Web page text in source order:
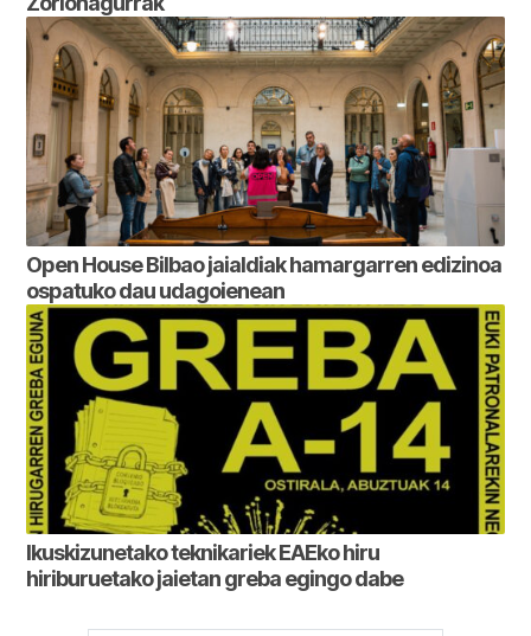
Open House Bilbao jaialdiak hamargarren edizinoa
ospatuko dau udagoienean
Ikuskizunetako teknikariek EAEko hiru
hiriburuetako jaietan greba egingo dabe